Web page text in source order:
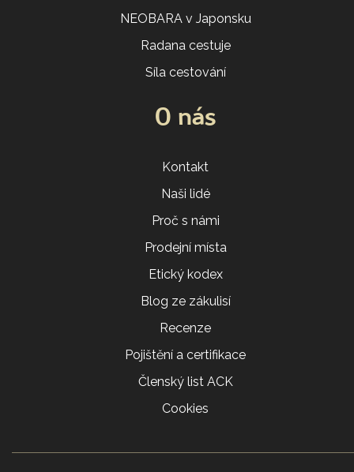
NEOBARA v Japonsku
Radana cestuje
Síla cestování
O nás
Kontakt
Naši lidé
Proč s námi
Prodejní místa
Etický kodex
Blog ze zákulisí
Recenze
Pojištění a certifikace
Členský list ACK
Cookies